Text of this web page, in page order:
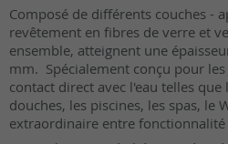
Composé de différents couches -
revêtement en fibres de verre et
ensemble, atteignent une
mm. Spécialement conçu pour
contact direct avec l'eau telles que
douches, les piscines, les spas, le
extraordinaire entre fonctionnalité